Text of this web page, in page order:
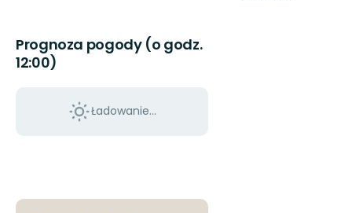
Prognoza pogody (o godz.
12:00)
Ładowanie...